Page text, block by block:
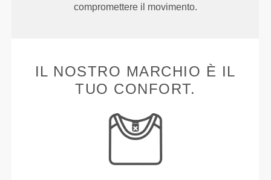
compromettere il movimento.
IL NOSTRO MARCHIO È IL
TUO CONFORT.